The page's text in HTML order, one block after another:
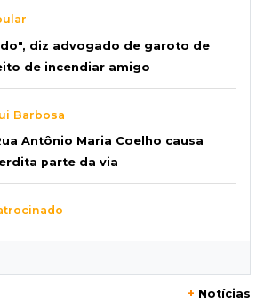
diz advogado de garoto de
de incendiar amigo
Barbosa
Antônio Maria Coelho causa
parte da via
+ Notícias